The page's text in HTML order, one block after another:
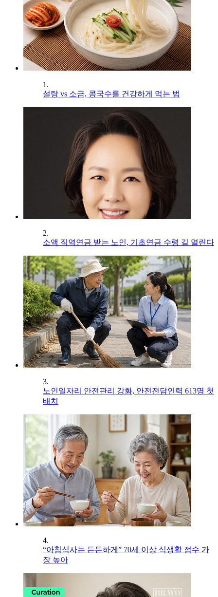
1.
설탕 vs 소금, 콩국수를 건강하게 먹는 법
2.
소액 직역연금 받는 노인, 기초연금 수령 길 열린다
3.
노인일자리 안전관리 강화, 안전전담인력 613명 첫
배치
4.
“아침식사는 든든하게” 70세 이상 식생활 점수 가
장 높아